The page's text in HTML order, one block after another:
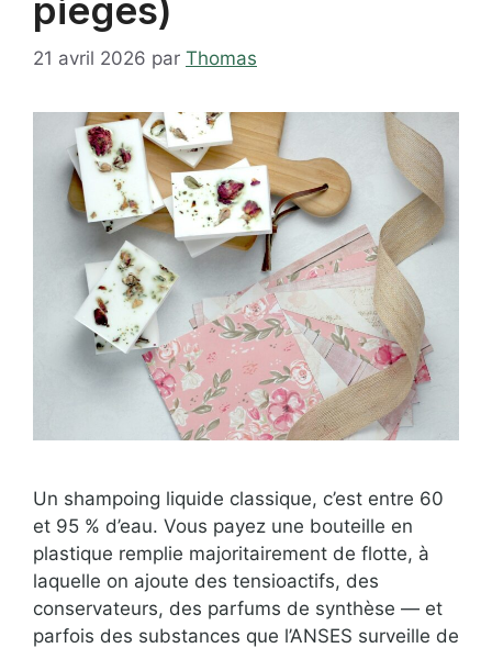
pièges)
21 avril 2026 par Thomas
Un shampoing liquide classique, c’est entre 60
et 95 % d’eau. Vous payez une bouteille en
plastique remplie majoritairement de flotte, à
laquelle on ajoute des tensioactifs, des
conservateurs, des parfums de synthèse — et
parfois des substances que l’ANSES surveille de